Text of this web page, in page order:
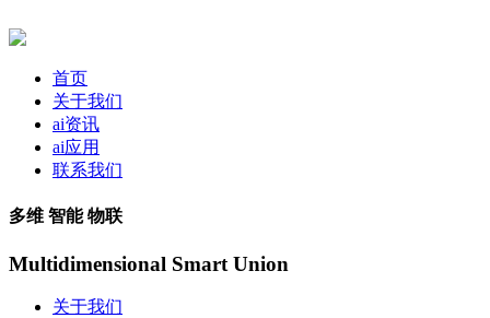
首页
关于我们
ai资讯
ai应用
联系我们
多维 智能 物联
Multidimensional Smart Union
关于我们